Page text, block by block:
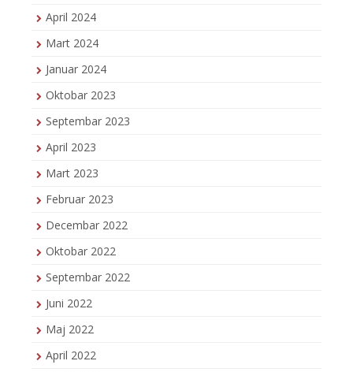
April 2024
Mart 2024
Januar 2024
Oktobar 2023
Septembar 2023
April 2023
Mart 2023
Februar 2023
Decembar 2022
Oktobar 2022
Septembar 2022
Juni 2022
Maj 2022
April 2022